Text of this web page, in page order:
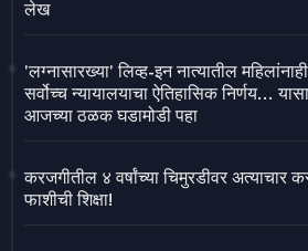
लेख
'लग्नासारख्या' लिव्ह-इन नात्यातील
सर्वोच्च न्यायालयाचा ऐतिहासिक निर्णय...
आजच्या ठळक घडामोडी पहा
करजगीतील ४ वर्षांच्या चिमुरडीवर अत्याचार
फाशीची शिक्षा!